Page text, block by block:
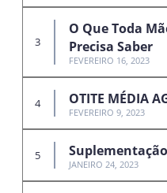
O Que Toda
Precisa Saber
FEVEREIRO 16, 2023
OTITE MÉDIA
FEVEREIRO 9, 2023
JANEIRO 24, 2023